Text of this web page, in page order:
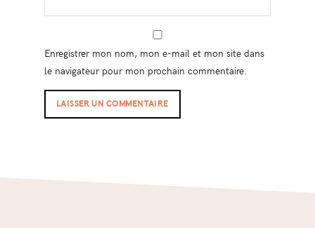
Enregistrer mon nom, mon e-mail et mon site dans
le navigateur pour mon prochain commentaire.